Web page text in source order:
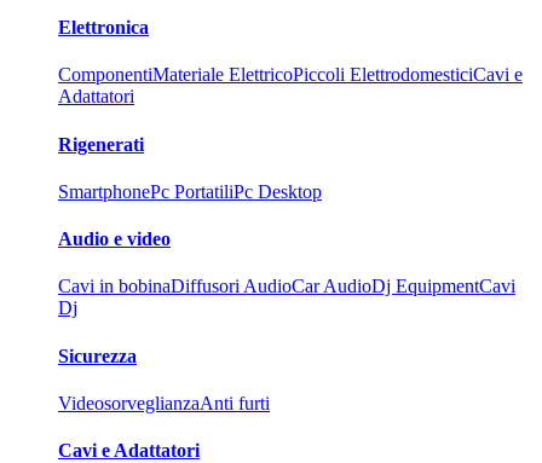
Elettronica
ComponentiMateriale ElettricoPiccoli ElettrodomesticiCavi e
Adattatori
Rigenerati
SmartphonePc PortatiliPc Desktop
Audio e video
Cavi in bobinaDiffusori AudioCar AudioDj EquipmentCavi
Dj
Sicurezza
VideosorveglianzaAnti furti
Cavi e Adattatori